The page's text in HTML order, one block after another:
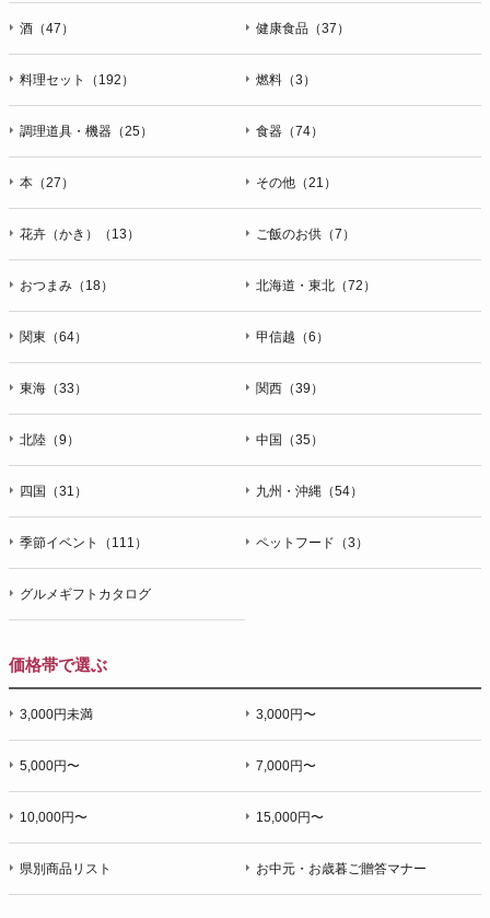
酒（47） 健康食品（37）
料理セット（192） 燃料（3）
調理道具・機器（25） 食器（74）
本（27） その他（21）
花卉（かき）（13） ご飯のお供（7）
おつまみ（18） 北海道・東北（72）
関東（64） 甲信越（6）
東海（33） 関西（39）
北陸（9） 中国（35）
四国（31） 九州・沖縄（54）
季節イベント（111） ペットフード（3）
グルメギフトカタログ
価格帯で選ぶ
3,000円未満 3,000円〜
5,000円〜 7,000円〜
10,000円〜 15,000円〜
県別商品リスト お中元・お歳暮ご贈答マナー